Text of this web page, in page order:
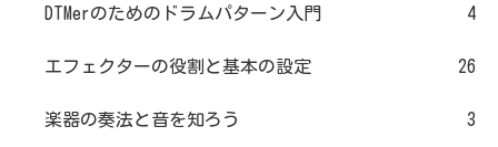
DTMerのためのドラムパターン入門 4
エフェクターの役割と基本の設定 26
楽器の奏法と音を知ろう 3